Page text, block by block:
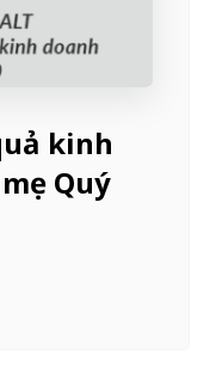
kinh
Quý